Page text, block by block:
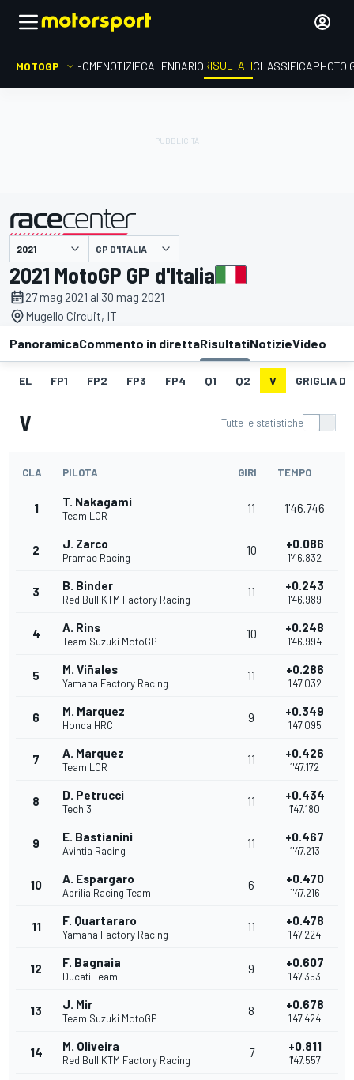
MOTOGP HOMENOTIZIECALENDARIORISULTATICLASSIFICAPHOTO
presentato da GP D'ITALIA
2021 MotoGP GP d'Italia
27 mag 2021 al 30 mag 2021
Mugello Circuit, IT
PanoramicaCommento in direttaRisultatiNotizieVideo
EL FP1 FP2 FP3 FP4 Q1 Q2 V GRIGLIA DI
V Tutte le statistiche
CLA PILOTA GIRI TEMPO
1 T. Nakagami
Team LCR
11 1'46.746
2 J. Zarco
Pramac Racing
10 +0.086
1'46.832
3 B. Binder
Red Bull KTM Factory Racing
11 +0.243
1'46.989
4 A. Rins
Team Suzuki MotoGP
10 +0.248
1'46.994
5 M. Viñales
Yamaha Factory Racing
11 +0.286
1'47.032
6 M. Marquez
Honda HRC
9 +0.349
1'47.095
7 A. Marquez
Team LCR
11 +0.426
1'47.172
8 D. Petrucci
Tech 3
11 +0.434
1'47.180
9 E. Bastianini
Avintia Racing
11 +0.467
1'47.213
10 A. Espargaro
Aprilia Racing Team
6 +0.470
1'47.216
11 F. Quartararo
Yamaha Factory Racing
11 +0.478
1'47.224
12 F. Bagnaia
Ducati Team
9 +0.607
1'47.353
13 J. Mir
Team Suzuki MotoGP
8 +0.678
1'47.424
14 M. Oliveira
Red Bull KTM Factory Racing
7 +0.811
1'47.557